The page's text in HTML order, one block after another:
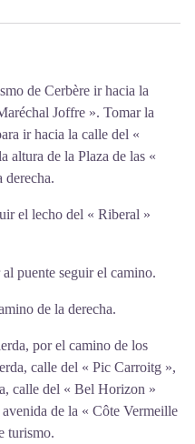
de Cerbère ir hacia la
Joffre ». Tomar la
ir hacia la calle del «
altura de la Plaza de las «
derecha.
el lecho del « Riberal »
puente seguir el camino.
de la derecha.
por el camino de los
calle del « Pic Carroitg »,
calle del « Bel Horizon »
de la « Côte Vermeille
turismo.